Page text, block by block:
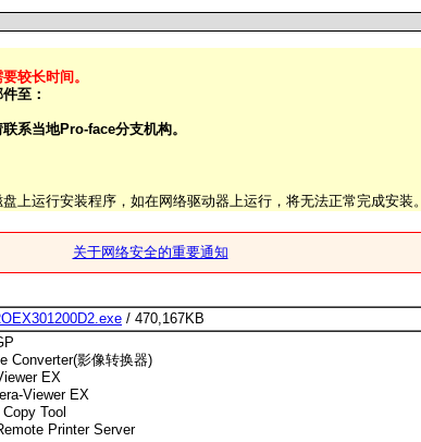
较长时间。
至：
系当地Pro-face分支机构。
上运行安装程序，如在网络驱动器上运行，将无法正常完成安装。
关于网络安全的重要通知
/ 470,167KB
Converter(影像转换器)
EX
Viewer EX
Tool
Printer Server